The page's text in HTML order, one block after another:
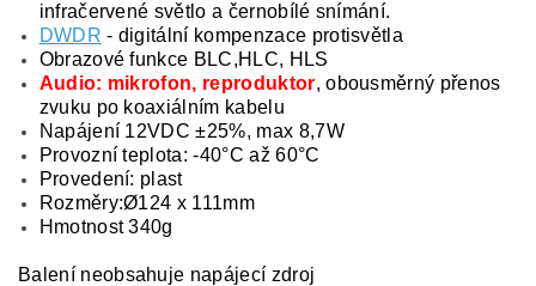
infračervené světlo a černobílé snímání.
DWDR - digitální kompenzace protisvětla
Obrazové funkce BLC,HLC, HLS
Audio: mikrofon, reproduktor, obousměrný přenos
zvuku po koaxiálním kabelu
Napájení 12VDC ±25%, max 8,7W
Provozní teplota: -40°C až 60°C
Provedení: plast
Rozměry:Ø124 x 111mm
Hmotnost 340g
Balení neobsahuje napájecí zdroj